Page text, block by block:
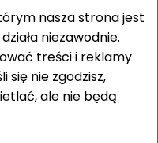
nasza strona jest
niezawodnie.
treści i reklamy
się nie zgodzisz,
ale nie będą